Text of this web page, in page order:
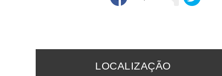
LOCALIZAÇÃO